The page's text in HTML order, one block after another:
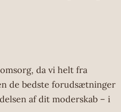
da vi helt fra
de bedste forudsætninger
af dit moderskab – i